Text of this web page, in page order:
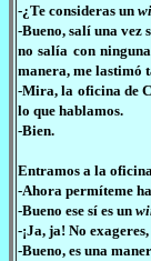
-¿Te consideras un
-Bueno, salí una vez
no salía con
manera, me lastimó
-Mira, la oficina de
lo que hablamos.
-Bien.
Entramos a la
-Ahora permíteme
-Bueno ese sí es un
-¡Ja, ja! No
-Bueno, es una